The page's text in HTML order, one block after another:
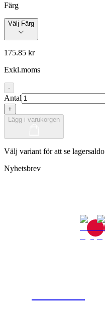
Färg
Välj Färg
175.85 kr
Exkl.moms
-
Antal
+
Lägg i varukorgen
Välj variant för att se lagersaldo
Nyhetsbrev